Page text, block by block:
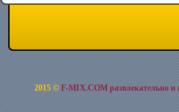
2015 ©F-MIX.COM развлекательно